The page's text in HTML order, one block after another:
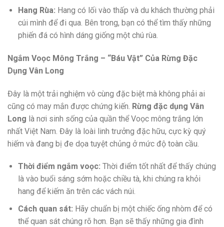
Hang Rùa: Hang có lối vào thấp và du khách thường phải
cúi mình để đi qua. Bên trong, bạn có thể tìm thấy những
phiến đá có hình dáng giống một chú rùa.
Ngắm Voọc Mông Trắng – “Báu Vật” Của Rừng Đặc
Dụng Vân Long
Đây là một trải nghiệm vô cùng đặc biệt mà không phải ai
cũng có may mắn được chứng kiến. Rừng đặc dụng Vân
Long là nơi sinh sống của quần thể Voọc mông trắng lớn
nhất Việt Nam. Đây là loài linh trưởng đặc hữu, cực kỳ quý
hiếm và đang bị đe dọa tuyệt chủng ở mức độ toàn cầu.
Thời điểm ngắm voọc: Thời điểm tốt nhất để thấy chúng
là vào buổi sáng sớm hoặc chiều tà, khi chúng ra khỏi
hang để kiếm ăn trên các vách núi.
Cách quan sát: Hãy chuẩn bị một chiếc ống nhòm để có
thể quan sát chúng rõ hơn. Bạn sẽ thấy những gia đình